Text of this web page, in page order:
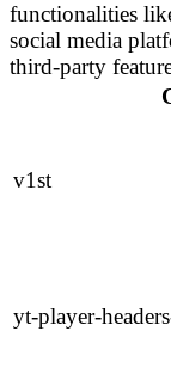
functionalities
social media
third-party
v1st
yt-player-